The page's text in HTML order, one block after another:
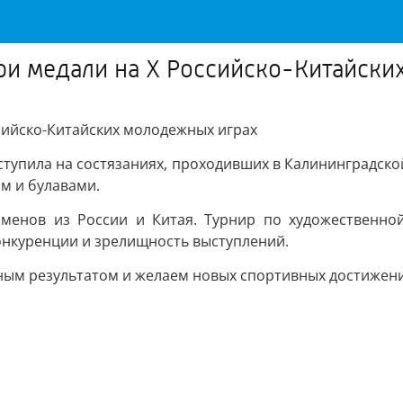
медали на X Российско-
Китайских молодежных играх
на состязаниях, проходивших в
и булавами.
из России и Китая. Турнир по
и зрелищность выступлений.
результатом и желаем новых спортивных